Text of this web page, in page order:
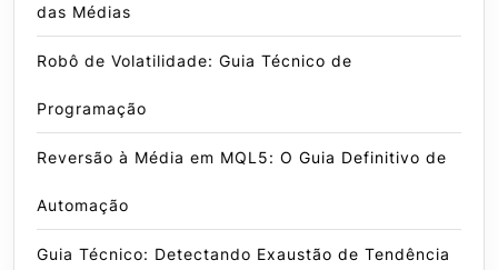
das Médias
Robô de Volatilidade: Guia Técnico de
Programação
Reversão à Média em MQL5: O Guia Definitivo de
Automação
Guia Técnico: Detectando Exaustão de Tendência